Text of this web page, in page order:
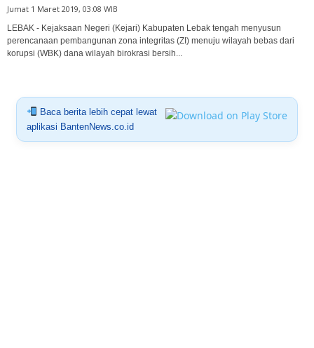
Jumat 1 Maret 2019, 03:08 WIB
LEBAK - Kejaksaan Negeri (Kejari) Kabupaten Lebak tengah menyusun
perencanaan pembangunan zona integritas (ZI) menuju wilayah bebas dari
korupsi (WBK) dana wilayah birokrasi bersih...
Baca berita lebih cepat lewat
aplikasi BantenNews.co.id